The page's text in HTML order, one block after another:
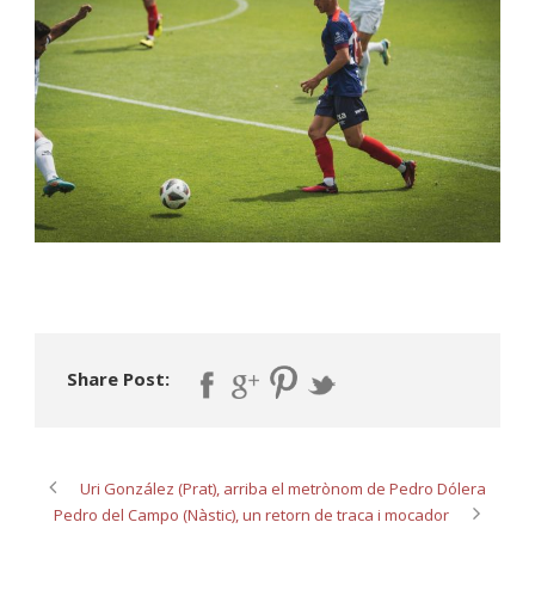
Share Post:
Uri González (Prat), arriba el metrònom de Pedro Dólera
Pedro del Campo (Nàstic), un retorn de traca i mocador